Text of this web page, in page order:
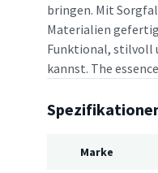
bringen. Mit
Materialien
Funktional, stilvoll
kannst. The
Marke